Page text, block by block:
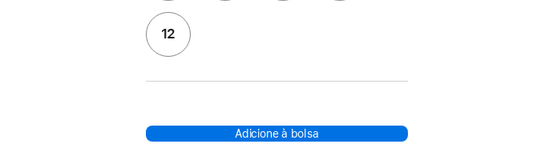
12
Adicione à bolsa